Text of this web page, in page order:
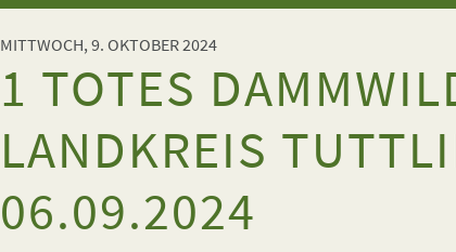
MITTWOCH, 9. OKTOBER 2024
1 TOTES
LANDKREIS
06.09.2024